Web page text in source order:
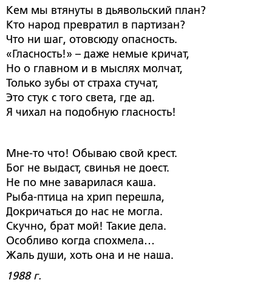
Кем мы втянуты в дьявольский план?
Кто народ превратил в партизан?
Что ни шаг, отовсюду опасность.
«Гласность!» – даже немые кричат,
Но о главном и в мыслях молчат,
Только зубы от страха стучат,
Это стук с того света, где ад.
Я чихал на подобную гласность!
Мне-то что! Обываю свой крест.
Бог не выдаст, свинья не доест.
Не по мне заварилася каша.
Рыба-птица на хрип перешла,
Докричаться до нас не могла.
Скучно, брат мой! Такие дела.
Особливо когда спохмела…
Жаль души, хоть она и не наша.
1988 г.